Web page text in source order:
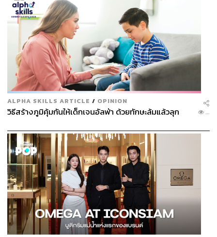
ALPHA SKILLS ARTICLE / OPINION
วิธีสร้างภูมิคุ้มกันให้เด็กเจนอัลฟ่า ด้วยทักษะล้มแล้วลุก ...